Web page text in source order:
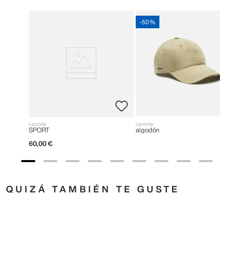
Lacoste
SPORT
60,00 €
-50 %
Lacoste
algodón
QUIZÁ TAMBIÉN TE GUSTE